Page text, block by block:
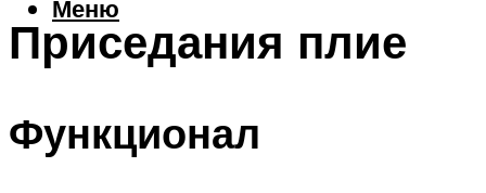
Меню
Приседания плие
Функционал